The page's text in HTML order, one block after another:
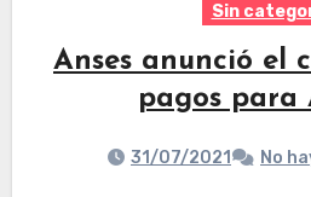
Sin
Anses anunció el
pagos para
31/07/2021 No